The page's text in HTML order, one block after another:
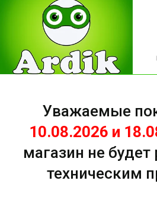
Уважаемые
10.08.2026 и
магазин не будет
техническим